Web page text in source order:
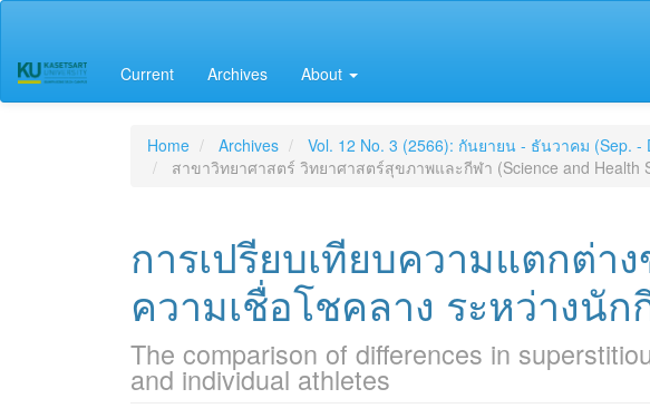
Content
Sidebar
Current Archives About
Home Archives
Vol. 12 No. 3 (2566): กันยายน - ธันวาคม (Sep. -
สาขาวิทยาศาสตร์ วิทยาศาสตร์สุขภาพและกีฬา (Science and Health
การเปรียบเทียบความแตกต่า
ความเชื่อโชคลาง ระหว่างนั
The comparison of differences in
and individual athletes